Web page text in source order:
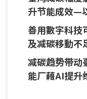
升节能成效—
善用數字科技
及减碳移動
减碳趋势带
能厂藉AI提升